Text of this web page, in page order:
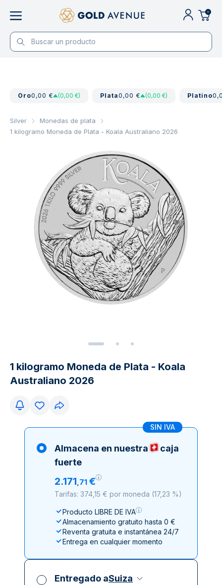
0
Oro0,00 € (0,00 €) Plata0,00 € (0,00 €) Platino
Silver
Monedas de plata
1 kilogramo Moneda de Plata - Koala Australiano 2026
1 kilogramo Moneda de Plata - Koala
Australiano 2026
SIN IVA
Almacena en nuestra
caja
fuerte
2.171,71 €
Tarifas: 374,15 € por moneda (17,23 %)
Producto LIBRE DE IVA
Almacenamiento gratuito hasta 0 €
Reventa gratuita e instantánea 24/7
Entrega en cualquier momento
Entregado aSuiza